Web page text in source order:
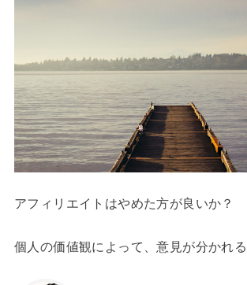
アフィリエイトはやめた方が良いか？
個人の価値観によって、意見が分かれる